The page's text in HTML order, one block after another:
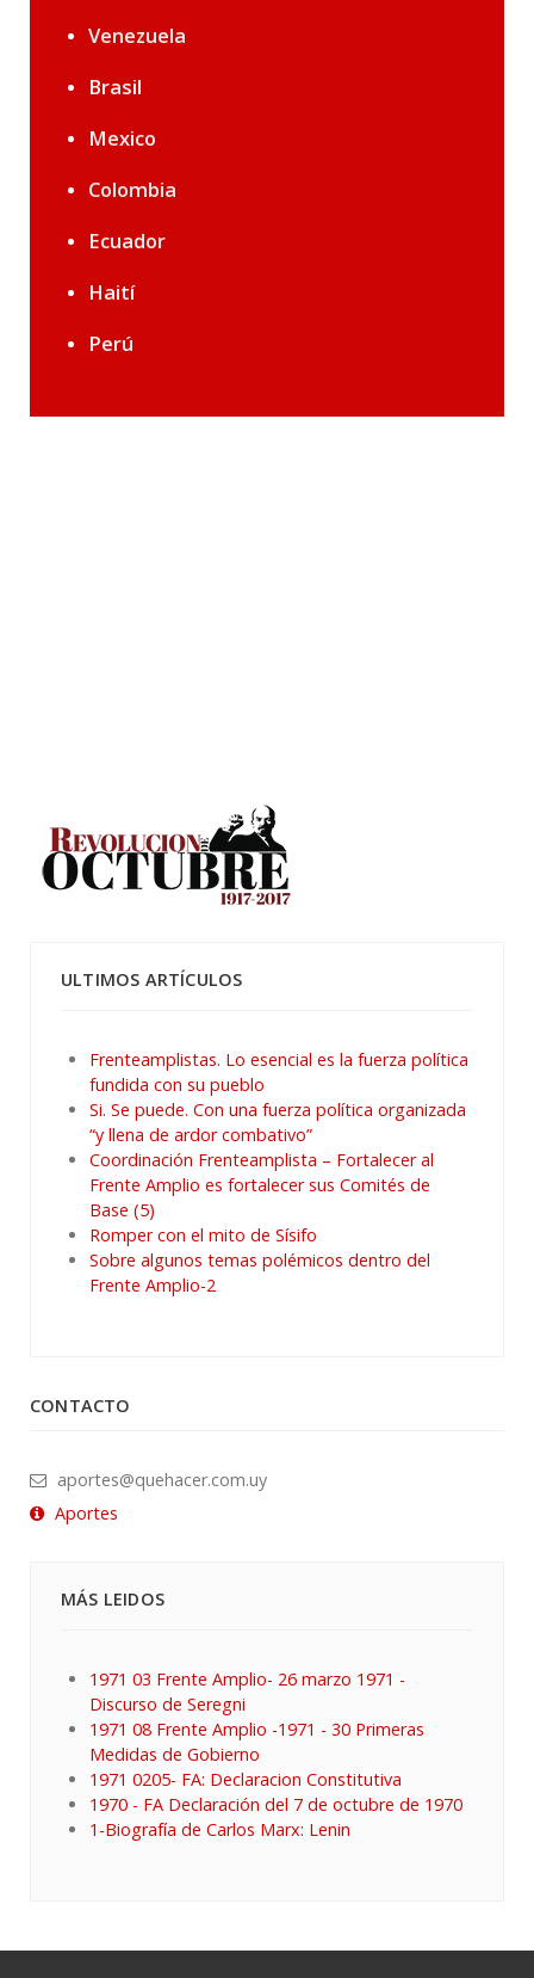
Venezuela
Brasil
Mexico
Colombia
Ecuador
Haití
Perú
ULTIMOS ARTÍCULOS
Frenteamplistas. Lo esencial es la fuerza política
fundida con su pueblo
Si. Se puede. Con una fuerza política organizada
“y llena de ardor combativo”
Coordinación Frenteamplista – Fortalecer al
Frente Amplio es fortalecer sus Comités de
Base (5)
Romper con el mito de Sísifo
Sobre algunos temas polémicos dentro del
Frente Amplio-2
CONTACTO
aportes@quehacer.com.uy
Aportes
MÁS LEIDOS
1971 03 Frente Amplio- 26 marzo 1971 -
Discurso de Seregni
1971 08 Frente Amplio -1971 - 30 Primeras
Medidas de Gobierno
1971 0205- FA: Declaracion Constitutiva
1970 - FA Declaración del 7 de octubre de 1970
1-Biografía de Carlos Marx: Lenin